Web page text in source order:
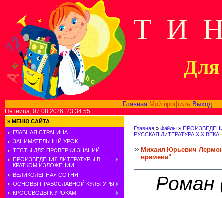
Т И
Для
Главная Мой профиль Выход
Пятница, 07.08.2026, 23:34:55
» МЕНЮ САЙТА
ГЛАВНАЯ СТРАНИЦА
ЗАНИМАТЕЛЬНЫЙ УРОК
ТЕСТЫ ДЛЯ ПРОВЕРКИ ЗНАНИЙ
ПРОИЗВЕДЕНИЯ ЛИТЕРАТУРЫ В
КРАТКОМ ИЗЛОЖЕНИИ
ВЕЛИКОЛЕПНАЯ СОТНЯ
ОСНОВЫ ПРАВОСЛАВНОЙ КУЛЬТУРЫ
КРОССВОДЫ К УРОКАМ
Главная » Файлы »
РУССКАЯ ЛИТЕРАТУРА XIX ВЕКА
Михаил Юрьевич
времени"
Роман